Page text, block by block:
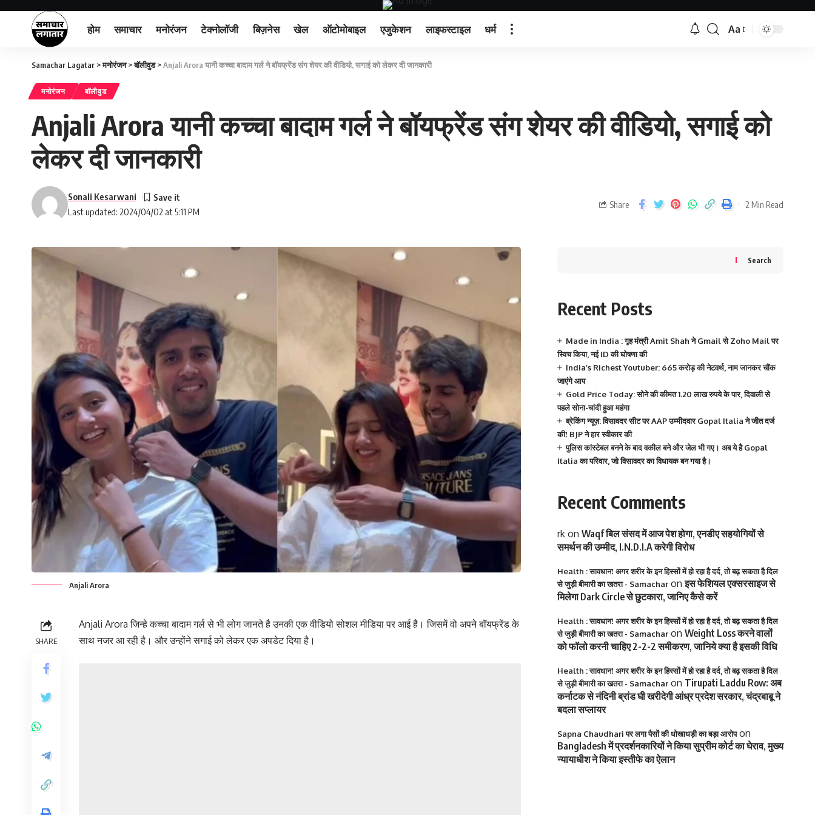
होम समाचार मनोरंजन टेक्नोलॉजी बिज़नेस खेल ऑटोमोबाइल एजुकेशन लाइफस्टाइल धर्म Aa
Samachar Lagatar >मनोरंजन>बॉलीवुड>Anjali Arora यानी कच्चा बादाम गर्ल ने बॉयफ्रेंड संग शेयर की वीडियो, सगाई को लेकर दी जानकारी
मनोरंजन बॉलीवुड
Anjali Arora यानी कच्चा बादाम गर्ल ने बॉयफ्रेंड संग शेयर की वीडियो, सगाई को
लेकर दी जानकारी
Last updated: 2024/04/02 at 5:11 PM
Sonali Kesarwani
Share 2 Min Read
Anjali Arora
SHARE
Anjali Arora जिन्हे कच्चा बादाम गर्ल से भी लोग जानते है उनकी एक वीडियो सोशल मीडिया पर आई है। जिसमें वो अपने बॉयफ्रेंड के
साथ नजर आ रही है। और उन्होंने सगाई को लेकर एक अपडेट दिया है।
Search
Recent Posts
Made in India : गृह मंत्री Amit Shah ने Gmail से Zoho Mail पर
स्विच किया, नई ID की घोषणा की
India’s Richest Youtuber: 665 करोड़ की नेटवर्थ, नाम जानकर चौंक
जाएंगे आप
Gold Price Today: सोने की कीमत 1.20 लाख रुपये के पार, दिवाली से
पहले सोना-चांदी हुआ महंगा
ब्रेकिंग न्यूज़: विसावदर सीट पर AAP उम्मीदवार Gopal Italia ने जीत दर्ज
की! BJP ने हार स्वीकार की
पुलिस कांस्टेबल बनने के बाद वकील बने और जेल भी गए। अब ये है Gopal
Italia का परिवार, जो विसावदर का विधायक बन गया है।
Recent Comments
rkon Waqf बिल संसद में आज पेश होगा, एनडीए सहयोगियों से
समर्थन की उम्मीद, I.N.D.I.A करेगी विरोध
Health : सावधान! अगर शरीर के इन हिस्सों में हो रहा है दर्द, तो बढ़ सकता है दिल
से जुड़ी बीमारी का खतरा - Samacharonइस फेशियल एक्सरसाइज से
मिलेगा Dark Circle से छुटकारा, जानिए कैसे करें
Health : सावधान! अगर शरीर के इन हिस्सों में हो रहा है दर्द, तो बढ़ सकता है दिल
से जुड़ी बीमारी का खतरा - Samacharon Weight Loss करने वालों
को फॉलो करनी चाहिए 2-2-2 समीकरण, जानिये क्या है इसकी विधि
Health : सावधान! अगर शरीर के इन हिस्सों में हो रहा है दर्द, तो बढ़ सकता है दिल
से जुड़ी बीमारी का खतरा - Samacharon Tirupati Laddu Row: अब
कर्नाटक से नंदिनी ब्रांड घी खरीदेगी आंध्र प्रदेश सरकार, चंद्रबाबू ने
बदला सप्लायर
Sapna Chaudhari पर लगा पैसों की धोखाधड़ी का बड़ा आरोपon
Bangladesh में प्रदर्शनकारियों ने किया सुप्रीम कोर्ट का घेराव, मुख्य
न्यायाधीश ने किया इस्तीफे का ऐलान